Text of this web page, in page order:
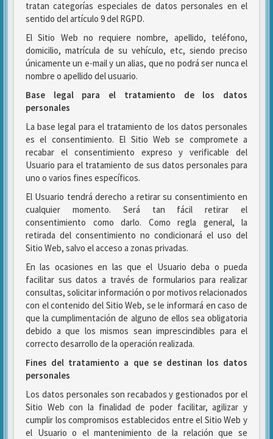
tratan categorías especiales de datos personales en el
sentido del artículo 9 del RGPD.
El Sitio Web no requiere nombre, apellido, teléfono,
domicilio, matrícula de su vehículo, etc, siendo preciso
únicamente un e-mail y un alias, que no podrá ser nunca el
nombre o apellido del usuario.
Base legal para el tratamiento de los datos
personales
La base legal para el tratamiento de los datos personales
es el consentimiento. El Sitio Web se compromete a
recabar el consentimiento expreso y verificable del
Usuario para el tratamiento de sus datos personales para
uno o varios fines específicos.
El Usuario tendrá derecho a retirar su consentimiento en
cualquier momento. Será tan fácil retirar el
consentimiento como darlo. Como regla general, la
retirada del consentimiento no condicionará el uso del
Sitio Web, salvo el acceso a zonas privadas.
En las ocasiones en las que el Usuario deba o pueda
facilitar sus datos a través de formularios para realizar
consultas, solicitar información o por motivos relacionados
con el contenido del Sitio Web, se le informará en caso de
que la cumplimentación de alguno de ellos sea obligatoria
debido a que los mismos sean imprescindibles para el
correcto desarrollo de la operación realizada.
Fines del tratamiento a que se destinan los datos
personales
Los datos personales son recabados y gestionados por el
Sitio Web con la finalidad de poder facilitar, agilizar y
cumplir los compromisos establecidos entre el Sitio Web y
el Usuario o el mantenimiento de la relación que se